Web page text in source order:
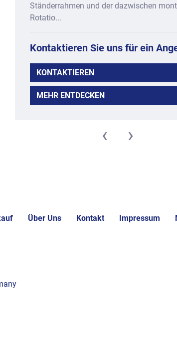
Ständerrahmen und der dazwischen
Rotatio...
Kontaktieren Sie uns für ein
KONTAKTIEREN
MEHR ENTDECKEN
‹ ›
Über Uns Kontakt Impressum